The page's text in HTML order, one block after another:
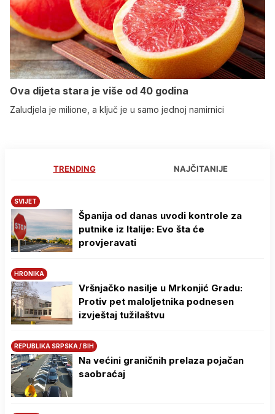
Ova dijeta stara je više od 40 godina
Zaludjela je milione, a ključ je u samo jednoj namirnici
TRENDING NAJČITANIJE
SVIJET
Španija od danas uvodi kontrole za
putnike iz Italije: Evo šta će
provjeravati
HRONIKA
Vršnjačko nasilje u Mrkonjić Gradu:
Protiv pet maloljetnika podnesen
izvještaj tužilaštvu
REPUBLIKA SRPSKA / BIH
Na većini graničnih prelaza pojačan
saobraćaj